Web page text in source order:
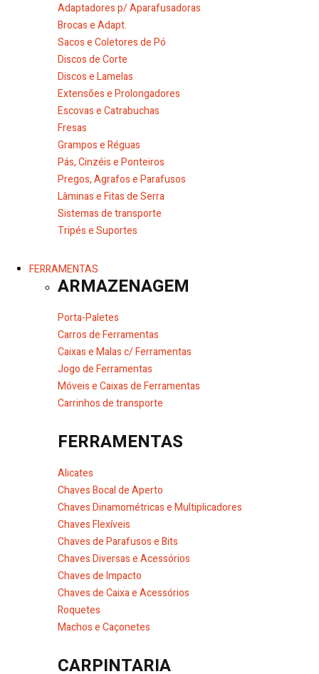
Adaptadores p/ Aparafusadoras
Brocas e Adapt.
Sacos e Coletores de Pó
Discos de Corte
Discos e Lamelas
Extensões e Prolongadores
Escovas e Catrabuchas
Fresas
Grampos e Réguas
Pás, Cinzéis e Ponteiros
Pregos, Agrafos e Parafusos
Lâminas e Fitas de Serra
Sistemas de transporte
Tripés e Suportes
FERRAMENTAS
ARMAZENAGEM
Porta-Paletes
Carros de Ferramentas
Caixas e Malas c/ Ferramentas
Jogo de Ferramentas
Móveis e Caixas de Ferramentas
Carrinhos de transporte
FERRAMENTAS
Alicates
Chaves Bocal de Aperto
Chaves Dinamométricas e Multiplicadores
Chaves Flexíveis
Chaves de Parafusos e Bits
Chaves Diversas e Acessórios
Chaves de Impacto
Chaves de Caixa e Acessórios
Roquetes
Machos e Caçonetes
CARPINTARIA